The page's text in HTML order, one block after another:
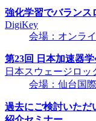
強化学習でバランス
DigiKey
会場：オンラ
第23回 日本加速器
日本スウェージロッ
会場：仙台国
過去にご検討いただ